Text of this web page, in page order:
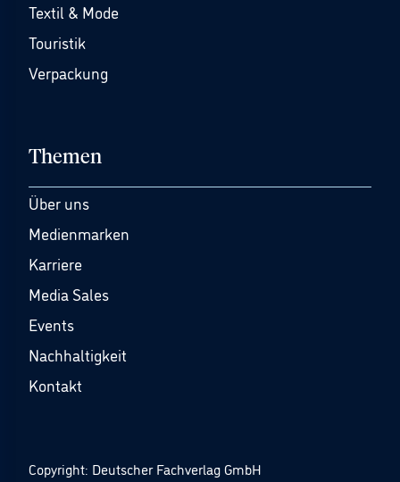
Textil & Mode
Touristik
Verpackung
Themen
Über uns
Medienmarken
Karriere
Media Sales
Events
Nachhaltigkeit
Kontakt
Copyright: Deutscher Fachverlag GmbH